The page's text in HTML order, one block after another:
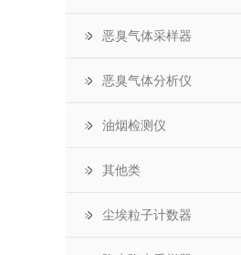
恶臭气体采样器
恶臭气体分析仪
油烟检测仪
其他类
尘埃粒子计数器